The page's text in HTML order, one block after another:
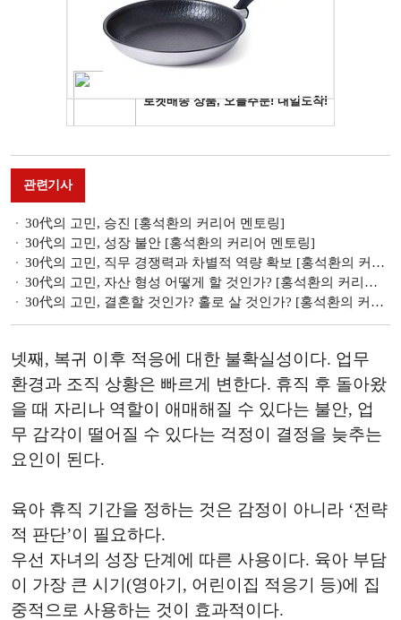
관련기사
30代의 고민, 승진 [홍석환의 커리어 멘토링]
30代의 고민, 성장 불안 [홍석환의 커리어 멘토링]
30代의 고민, 직무 경쟁력과 차별적 역량 확보 [홍석환의 커리어 멘토링]
30代의 고민, 자산 형성 어떻게 할 것인가? [홍석환의 커리어 멘토링]
30代의 고민, 결혼할 것인가? 홀로 살 것인가? [홍석환의 커리어 멘토링]
넷째, 복귀 이후 적응에 대한 불확실성이다. 업무
환경과 조직 상황은 빠르게 변한다. 휴직 후 돌아왔
을 때 자리나 역할이 애매해질 수 있다는 불안, 업
무 감각이 떨어질 수 있다는 걱정이 결정을 늦추는
요인이 된다.
육아 휴직 기간을 정하는 것은 감정이 아니라 ‘전략
적 판단’이 필요하다.
우선 자녀의 성장 단계에 따른 사용이다. 육아 부담
이 가장 큰 시기(영아기, 어린이집 적응기 등)에 집
중적으로 사용하는 것이 효과적이다.